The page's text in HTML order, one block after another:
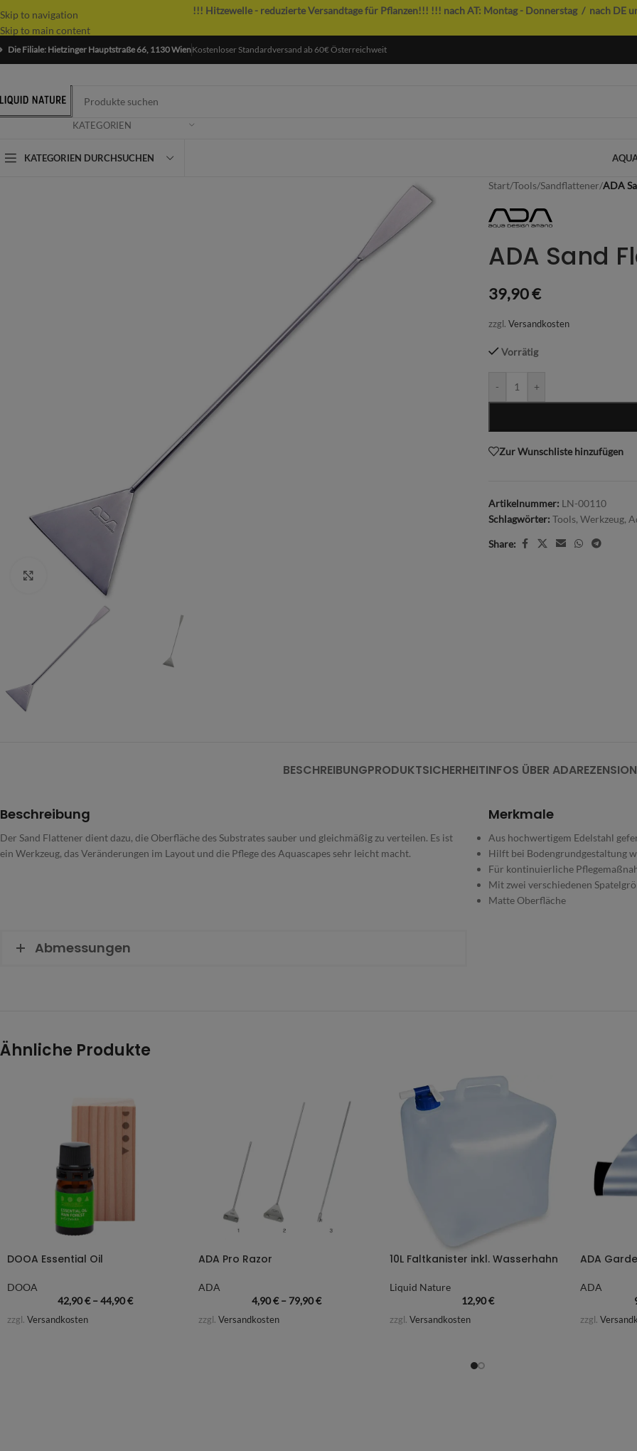
Skip to navigation
Skip to main content
!!! Hitzewelle - reduzierte Versandtage für Pflanzen!!! !!! nach AT: Montag - Donnerstag / nach DE
Die Filiale: Hietzinger Hauptstraße 66, 1130 WienKostenloser Standardversand ab 60€ Österreichweit
KATEGORIEN
KATEGORIEN DURCHSUCHEN
Vergrößern
Start/Tools/Sandflattener/ADA
ADA Sand
39,90€
zzgl. Versandkosten
Vorrätig
- +
Zur Wunschliste hinzufügen
Artikelnummer: LN-00110
Schlagwörter: Tools, Werkzeug,
Share:
BESCHREIBUNGPRODUKTSICHERHEITINFOS ÜBER ADA
Beschreibung
Der Sand Flattener dient dazu, die Oberfläche des Substrates sauber und gleichmäßig zu verteilen. Es ist
ein Werkzeug, das Veränderungen im Layout und die Pflege des Aquascapes sehr leicht macht.
Merkmale
Aus hochwertigem Edelstahl
Hilft bei Bodengrundgestaltung
Für kontinuierliche
Mit zwei verschiedenen
Matte Oberfläche
Abmessungen
Ähnliche Produkte
DOOA Essential Oil
DOOA
42,90€–44,90€
zzgl. Versandkosten
ADA Pro Razor
ADA
4,90€– 79,90€
zzgl. Versandkosten
10L Faltkanister inkl. Wasserhahn
Liquid Nature
12,90€
zzgl. Versandkosten
ADA
ADA
zzgl.